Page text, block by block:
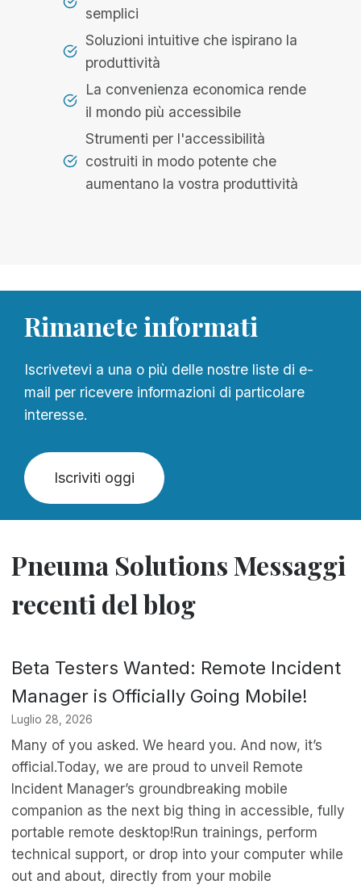
semplici
Soluzioni intuitive che ispirano la
produttività
La convenienza economica rende
il mondo più accessibile
Strumenti per l'accessibilità
costruiti in modo potente che
aumentano la vostra produttività
Rimanete informati
Iscrivetevi a una o più delle nostre liste di e-
mail per ricevere informazioni di particolare
interesse.
Iscriviti oggi
Pneuma Solutions Messaggi
recenti del blog
Beta Testers Wanted: Remote Incident
Manager is Officially Going Mobile!
Luglio 28, 2026
Many of you asked. We heard you. And now, it’s
official.Today, we are proud to unveil Remote
Incident Manager’s groundbreaking mobile
companion as the next big thing in accessible, fully
portable remote desktop!Run trainings, perform
technical support, or drop into your computer while
out and about, directly from your mobile